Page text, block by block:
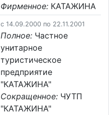
Фирменное: КАТАЖИНА
c 14.09.2000 по 22.11.2001
Полное: Частное
унитарное
туристическое
предприятие
"КАТАЖИНА"
Сокращенное: ЧУТП
"КАТАЖИНА"